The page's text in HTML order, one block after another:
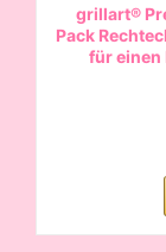
grillart®
Pack
für einen